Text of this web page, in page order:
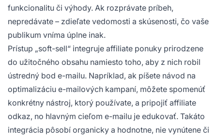
funkcionalitu či výhody. Ak rozprávate príbeh,
nepredávate – zdieľate vedomosti a skúsenosti, čo vaše
publikum vníma úplne inak.
Prístup „soft-sell“ integruje affiliate ponuky prirodzene
do užitočného obsahu namiesto toho, aby z nich robil
ústredný bod e-mailu. Napríklad, ak píšete návod na
optimalizáciu e-mailových kampaní, môžete spomenúť
konkrétny nástroj, ktorý používate, a pripojiť affiliate
odkaz, no hlavným cieľom e-mailu je edukovať. Takáto
integrácia pôsobí organicky a hodnotne, nie vynútene či